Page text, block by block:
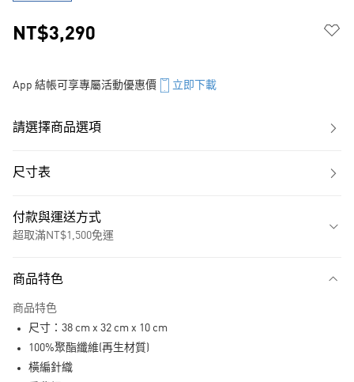
NT$3,290
App 結帳可享專屬活動優惠價 立即下載
請選擇商品選項
尺寸表
付款與運送方式
超取滿NT$1,500免運
LINE Pay
商品特色
商品特色
尺寸：38 cm x 32 cm x 10 cm
100%聚酯纖維(再生材質)
橫編針織